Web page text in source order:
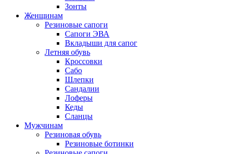
Зонты
Женщинам
Резиновые сапоги
Cапоги ЭВА
Вкладыши для сапог
Летняя обувь
Кроссовки
Сабо
Шлепки
Сандалии
Лоферы
Кеды
Сланцы
Мужчинам
Резиновая обувь
Резиновые ботинки